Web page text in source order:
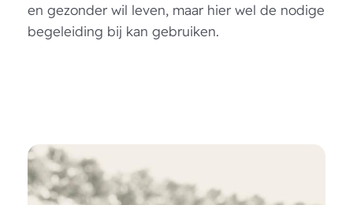
en gezonder wil leven, maar hier wel de nodige
begeleiding bij kan gebruiken.